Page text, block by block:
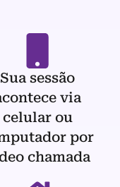
Sua sessão
via
celular ou
por
chamada